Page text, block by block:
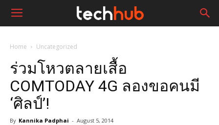
Home Uncategorized
ร่วมโหวตลายเสื้อ
COMTODAY 4G ลองขอคนมี
‘ศิลป์’!
By Kannika Padphai - August 5, 2014